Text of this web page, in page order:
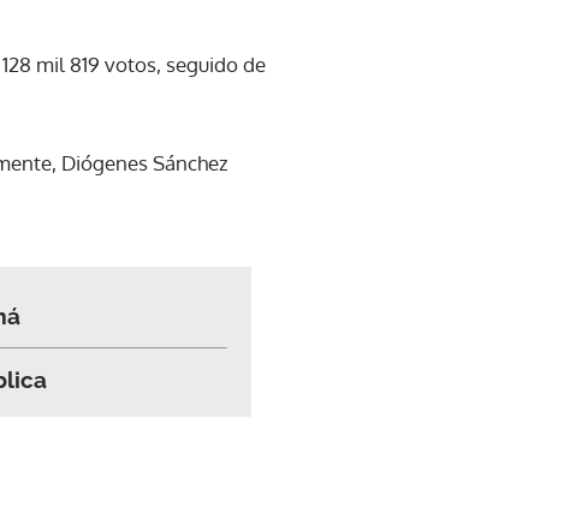
mil 819 votos, seguido de
Diógenes Sánchez